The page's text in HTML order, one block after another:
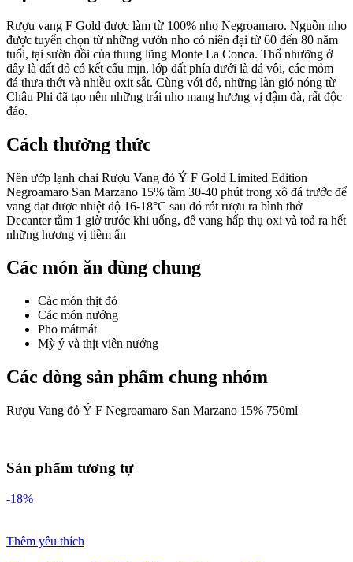
Rượu vang F Gold được làm từ 100% nho Negroamaro. Nguồn nho
được tuyển chọn từ những vườn nho có niên đại từ 60 đến 80 năm
tuổi, tại sườn đồi của thung lũng Monte La Conca. Thổ nhưỡng ở
đây là đất đỏ có kết cấu mịn, lớp đất phía dưới là đá vôi, các mỏm
đá thưa thớt và nhiều oxit sắt. Cùng với đó, những làn gió nóng từ
Châu Phi đã tạo nên những trái nho mang hương vị đậm đà, rất độc
đáo.
Cách thưởng thức
Nên ướp lạnh chai Rượu Vang đỏ Ý F Gold Limited Edition
Negroamaro San Marzano 15% tầm 30-40 phút trong xô đá trước để
vang đạt được nhiệt độ 16-18°C sau đó rót rượu ra bình thở
Decanter tầm 1 giờ trước khi uống, để vang hấp thụ oxi và toả ra hết
những hương vị tiềm ẩn
Các món ăn dùng chung
Các món thịt đỏ
Các món nướng
Pho mátmát
Mỳ ý và thịt viên nướng
Các dòng sản phẩm chung nhóm
Rượu Vang đỏ Ý F Negroamaro San Marzano 15% 750ml
Sản phẩm tương tự
-18%
Thêm yêu thích